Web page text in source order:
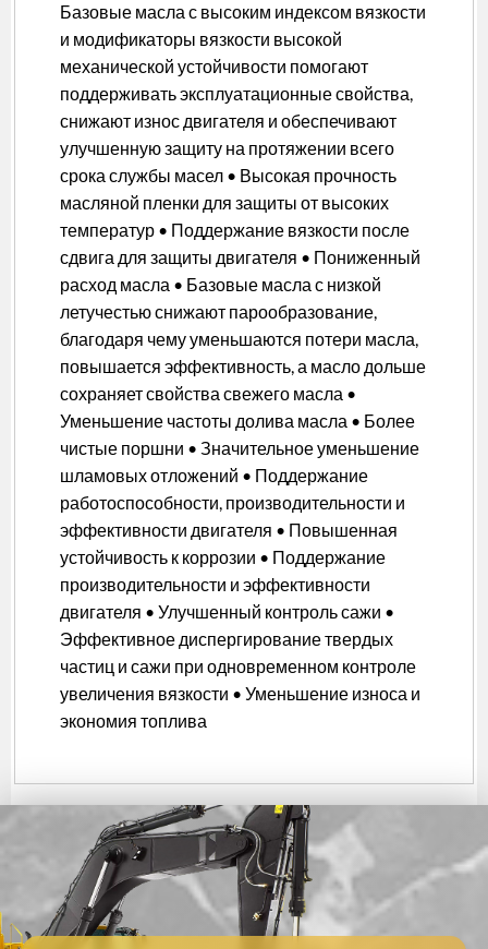
Базовые масла с высоким индексом вязкости
и модификаторы вязкости высокой
механической устойчивости помогают
поддерживать эксплуатационные свойства,
снижают износ двигателя и обеспечивают
улучшенную защиту на протяжении всего
срока службы масел • Высокая прочность
масляной пленки для защиты от высоких
температур • Поддержание вязкости после
сдвига для защиты двигателя • Пониженный
расход масла • Базовые масла с низкой
летучестью снижают парообразование,
благодаря чему уменьшаются потери масла,
повышается эффективность, а масло дольше
сохраняет свойства свежего масла •
Уменьшение частоты долива масла • Более
чистые поршни • Значительное уменьшение
шламовых отложений • Поддержание
работоспособности, производительности и
эффективности двигателя • Повышенная
устойчивость к коррозии • Поддержание
производительности и эффективности
двигателя • Улучшенный контроль сажи •
Эффективное диспергирование твердых
частиц и сажи при одновременном контроле
увеличения вязкости • Уменьшение износа и
экономия топлива